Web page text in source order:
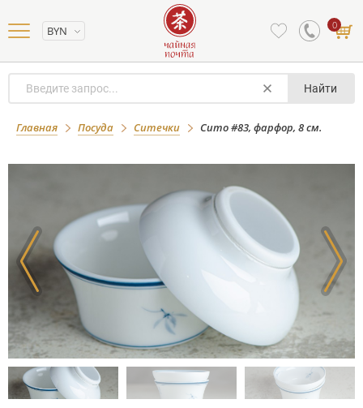
BYN 0
Найти
Главная Посуда Ситечки Сито #83, фарфор, 8 см.
Сито #83, фарфор, 8 см.